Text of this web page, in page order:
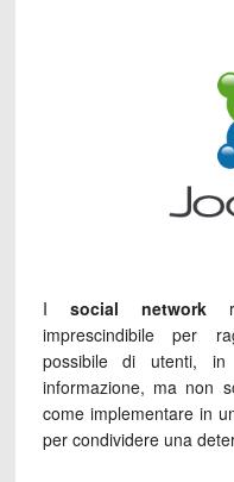
I social network
imprescindibile per
possibile di utenti,
informazione, ma non
come implementare in
per condividere una